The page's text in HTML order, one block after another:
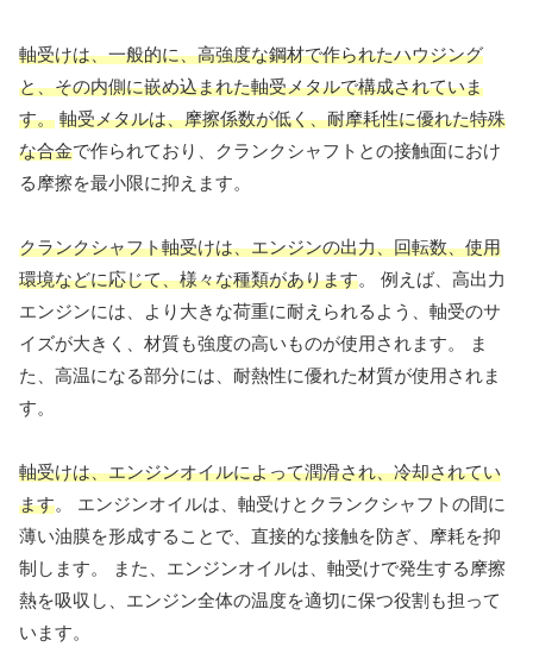
軸受けは、一般的に、高強度な鋼材で作られたハウジング
と、その内側に嵌め込まれた軸受メタルで構成されていま
す。 軸受メタルは、摩擦係数が低く、耐摩耗性に優れた特殊
な合金で作られており、クランクシャフトとの接触面におけ
る摩擦を最小限に抑えます。
クランクシャフト軸受けは、エンジンの出力、回転数、使用
環境などに応じて、様々な種類があります。 例えば、高出力
エンジンには、より大きな荷重に耐えられるよう、軸受のサ
イズが大きく、材質も強度の高いものが使用されます。 ま
た、高温になる部分には、耐熱性に優れた材質が使用されま
す。
軸受けは、エンジンオイルによって潤滑され、冷却されてい
ます。 エンジンオイルは、軸受けとクランクシャフトの間に
薄い油膜を形成することで、直接的な接触を防ぎ、摩耗を抑
制します。 また、エンジンオイルは、軸受けで発生する摩擦
熱を吸収し、エンジン全体の温度を適切に保つ役割も担って
います。